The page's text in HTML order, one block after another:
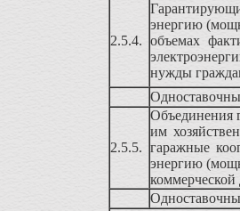
2.5.4.
энергию
объемах
нужды
2.5.5.
Объединения
им
гаражные
энергию
коммерческой